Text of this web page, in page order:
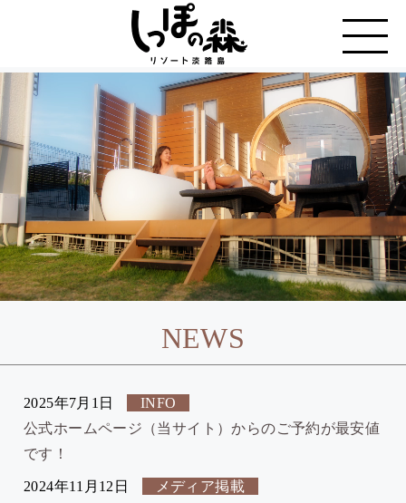
NEWS
2025年7月1日
INFO
公式ホームページ（当サイト）からのご予約が最安値
です！
2024年11月12日
メディア掲載